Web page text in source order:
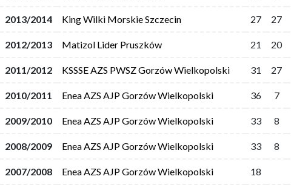
2013/2014 King Wilki Morskie Szczecin 27 27
2012/2013 Matizol Lider Pruszków 21 20
2011/2012 KSSSE AZS PWSZ Gorzów Wielkopolski 31 27
2010/2011 Enea AZS AJP Gorzów Wielkopolski 36 7
2009/2010 Enea AZS AJP Gorzów Wielkopolski 33 8
2008/2009 Enea AZS AJP Gorzów Wielkopolski 33 8
2007/2008 Enea AZS AJP Gorzów Wielkopolski 18